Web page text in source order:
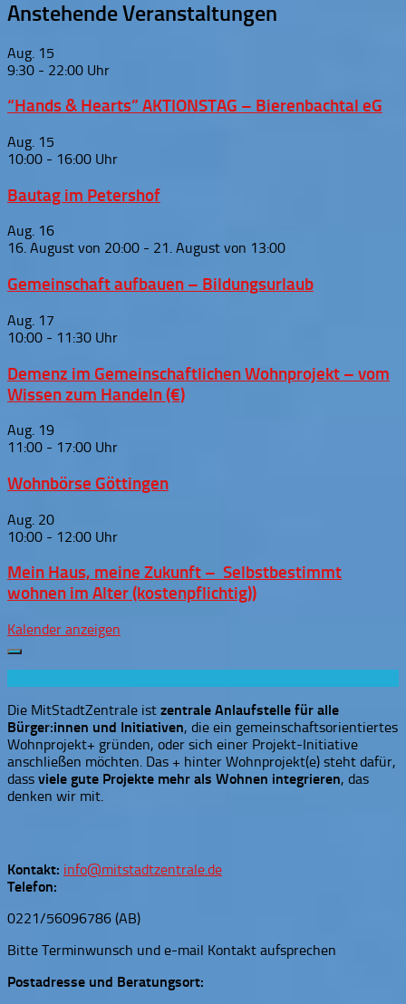
Anstehende Veranstaltungen
Aug. 15
9:30 - 22:00
“Hands & Hearts” AKTIONSTAG – Bierenbachtal eG
Aug. 15
10:00 - 16:00
Bautag im Petershof
Aug. 16
16. August von 20:00 - 21. August von 13:00
Gemeinschaft aufbauen – Bildungsurlaub
Aug. 17
10:00 - 11:30
Demenz im Gemeinschaftlichen Wohnprojekt – vom
Wissen zum Handeln (€)
Aug. 19
11:00 - 17:00
Wohnbörse Göttingen
Aug. 20
10:00 - 12:00
Mein Haus, meine Zukunft – Selbstbestimmt
wohnen im Alter (kostenpflichtig))
Kalender anzeigen
Die MitStadtZentrale ist zentrale Anlaufstelle für alle
Bürger:innen und Initiativen, die ein gemeinschaftsorientiertes
Wohnprojekt+ gründen, oder sich einer Projekt-Initiative
anschließen möchten. Das + hinter Wohnprojekt(e) steht dafür,
dass viele gute Projekte mehr als Wohnen integrieren, das
denken wir mit.
Kontakt: info@mitstadtzentrale.de
Telefon:
0221/56096786 (AB)
Bitte Terminwunsch und e-mail Kontakt aufsprechen
Postadresse und Beratungsort: